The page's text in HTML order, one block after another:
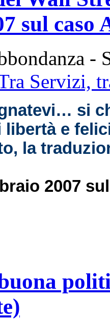
sul caso
-
Servizi,
si
libertà e
la
2007